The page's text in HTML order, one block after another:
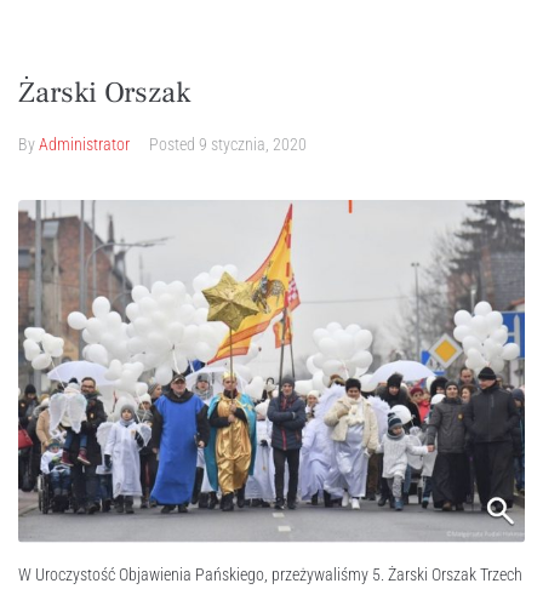
Żarski Orszak
ByAdministrator Posted 9 stycznia, 2020
W Uroczystość Objawienia Pańskiego, przeżywaliśmy 5. Żarski Orszak Trzech